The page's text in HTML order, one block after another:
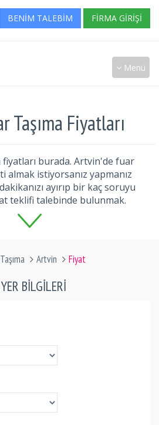
BENIM TALEBIM FIRMA GIRIŞI
Menü
Taşıma Fiyatları
burada. Artvin'de fuar
almak istiyorsanız yapmanız
ayırıp bir kaç soruyu
teklifi talebinde bulunmak.
Artvin Fiyat
BILGILERI